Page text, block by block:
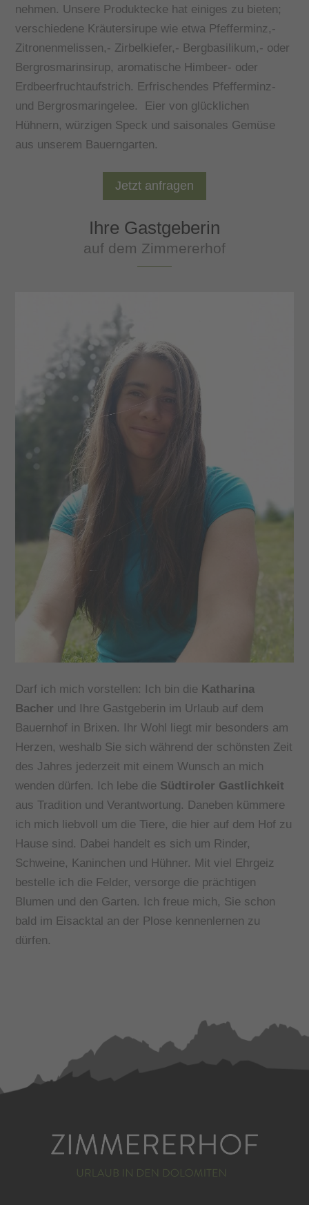
nehmen. Unsere Produktecke hat einiges zu bieten;
verschiedene Kräutersirupe wie etwa Pfefferminz,-
Zitronenmelissen,- Zirbelkiefer,- Bergbasilikum,- oder
Bergrosmarinsirup, aromatische Himbeer- oder
Erdbeerfruchtaufstrich. Erfrischendes Pfefferminz-
und Bergrosmaringelee. Eier von glücklichen
Hühnern, würzigen Speck und saisonales Gemüse
aus unserem Bauerngarten.
Jetzt anfragen
Ihre Gastgeberin
auf dem Zimmererhof
Darf ich mich vorstellen: Ich bin die Katharina
Bacher und Ihre Gastgeberin im Urlaub auf dem
Bauernhof in Brixen. Ihr Wohl liegt mir besonders am
Herzen, weshalb Sie sich während der schönsten Zeit
des Jahres jederzeit mit einem Wunsch an mich
wenden dürfen. Ich lebe die Südtiroler Gastlichkeit
aus Tradition und Verantwortung. Daneben kümmere
ich mich liebvoll um die Tiere, die hier auf dem Hof zu
Hause sind. Dabei handelt es sich um Rinder,
Schweine, Kaninchen und Hühner. Mit viel Ehrgeiz
bestelle ich die Felder, versorge die prächtigen
Blumen und den Garten. Ich freue mich, Sie schon
bald im Eisacktal an der Plose kennenlernen zu
dürfen.